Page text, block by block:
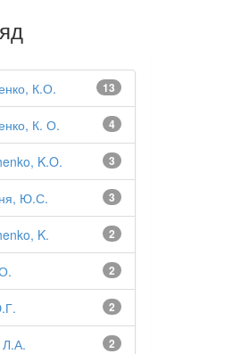
13
К.О.
4
К. О.
3
K.O.
3
Ю.С.
2
K.
2
2
2
Л.А.